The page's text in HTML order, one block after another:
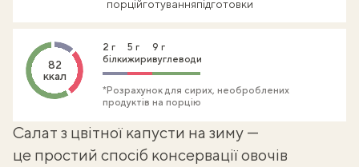
порційготуванняпідготовки
82
ккал
2 г
білки
5 г
жири
9 г
вуглеводи
*Розрахунок для сирих, необроблених
продуктів на порцію
Салат з цвітної капусти на зиму —
це простий спосіб консервації овочів